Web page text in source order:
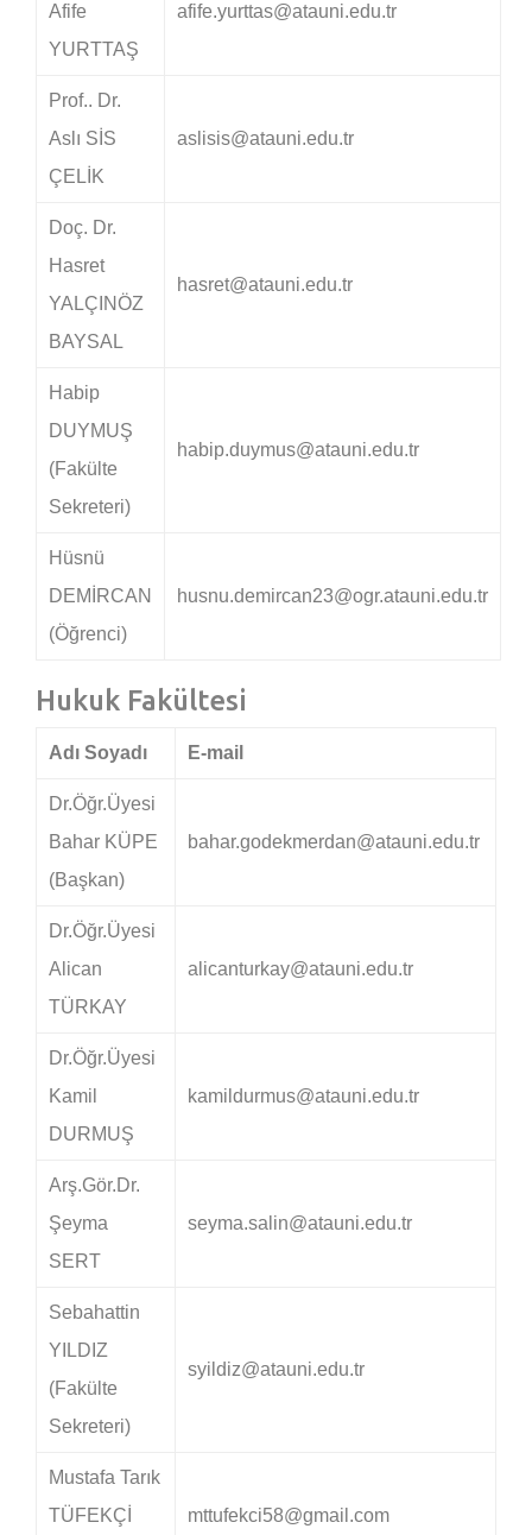
Afife
YURTTAŞ
afife.yurttas@atauni.edu.tr
Prof.. Dr.
Aslı SİS
ÇELİK
aslisis@atauni.edu.tr
Doç. Dr.
Hasret
YALÇINÖZ
BAYSAL
hasret@atauni.edu.tr
Habip
DUYMUŞ
(Fakülte
Sekreteri)
habip.duymus@atauni.edu.tr
Hüsnü
DEMİRCAN
(Öğrenci)
husnu.demircan23@ogr.atauni.edu.tr
Hukuk Fakültesi
Adı Soyadı E-mail
Dr.Öğr.Üyesi
Bahar KÜPE
(Başkan)
bahar.godekmerdan@atauni.edu.tr
Dr.Öğr.Üyesi
Alican
TÜRKAY
alicanturkay@atauni.edu.tr
Dr.Öğr.Üyesi
Kamil
DURMUŞ
kamildurmus@atauni.edu.tr
Arş.Gör.Dr.
Şeyma
SERT
seyma.salin@atauni.edu.tr
Sebahattin
YILDIZ
(Fakülte
Sekreteri)
syildiz@atauni.edu.tr
Mustafa Tarık
TÜFEKÇİ
mttufekci58@gmail.com